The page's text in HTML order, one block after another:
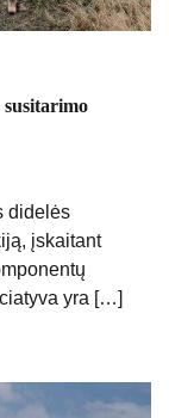
susitarimo
didelės
įskaitant
yra […]